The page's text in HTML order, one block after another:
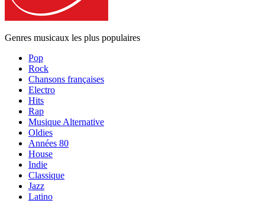
Genres musicaux les plus populaires
Pop
Rock
Chansons françaises
Electro
Hits
Rap
Musique Alternative
Oldies
Années 80
House
Indie
Classique
Jazz
Latino